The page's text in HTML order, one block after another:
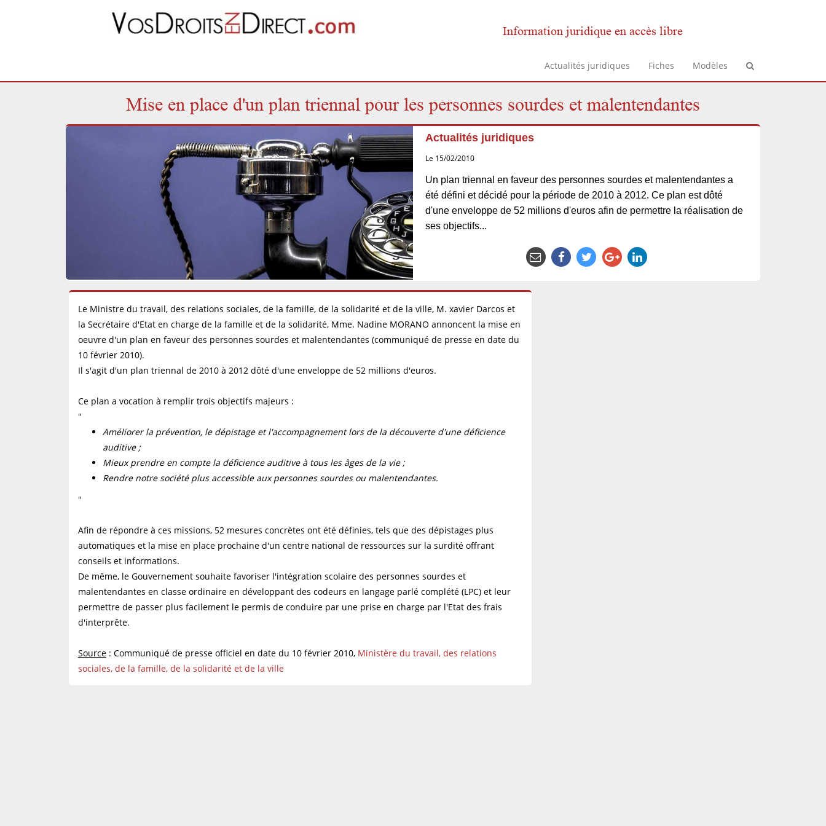
Information juridique en accès libre
Actualités juridiques Fiches Modèles
Mise en place d'un plan triennal pour les personnes sourdes et malentendantes
Actualités juridiques
Le 15/02/2010
Un plan triennal en faveur des personnes sourdes et malentendantes a
été défini et décidé pour la période de 2010 à 2012. Ce plan est dôté
d'une enveloppe de 52 millions d'euros afin de permettre la réalisation de
ses objectifs...
Le Ministre du travail, des relations sociales, de la famille, de la solidarité et de la ville, M. xavier Darcos et
la Secrétaire d'Etat en charge de la famille et de la solidarité, Mme. Nadine MORANO annoncent la mise en
oeuvre d'un plan en faveur des personnes sourdes et malentendantes (communiqué de presse en date du
10 février 2010).
Il s'agit d'un plan triennal de 2010 à 2012 dôté d'une enveloppe de 52 millions d'euros.
Ce plan a vocation à remplir trois objectifs majeurs :
"
Améliorer la prévention, le dépistage et l'accompagnement lors de la découverte d'une déficience
auditive ;
Mieux prendre en compte la déficience auditive à tous les âges de la vie ;
Rendre notre société plus accessible aux personnes sourdes ou malentendantes.
"
Afin de répondre à ces missions, 52 mesures concrètes ont été définies, tels que des dépistages plus
automatiques et la mise en place prochaine d'un centre national de ressources sur la surdité offrant
conseils et informations.
De même, le Gouvernement souhaite favoriser l'intégration scolaire des personnes sourdes et
malentendantes en classe ordinaire en développant des codeurs en langage parlé complété (LPC) et leur
permettre de passer plus facilement le permis de conduire par une prise en charge par l'Etat des frais
d'interprête.
Source : Communiqué de presse officiel en date du 10 février 2010, Ministère du travail, des relations
sociales, de la famille, de la solidarité et de la ville